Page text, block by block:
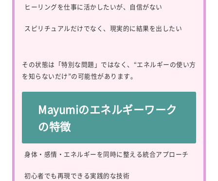
ヒーリングを仕事に活かしたいが、自信がない
スピリチュアルだけでなく、現実的に結果を出したい
その状態は「特別な問題」ではなく、“エネルギーの使い方
を知らないだけ”の可能性があります。
Mayumiのエネルギーワーク
の特徴
身体・感情・エネルギーを同時に整える統合アプローチ
初心者でも再現できる実践的な技術